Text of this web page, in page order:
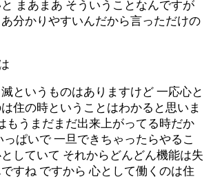
まあまあ そういうことなんですが
分かりやすいんだから言っただけの
というものはありますけど 一応心と
住の時ということはわかると思いま
もうまだまだ出来上がってる時だか
っぱいで 一旦できちゃったらやるこ
していて それからどんどん機能は失
すね ですから 心として働くのは住